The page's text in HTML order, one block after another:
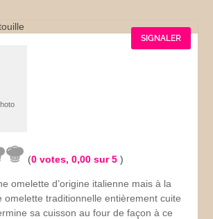
SIGNALER
(0 votes,0,00 sur 5)
omelette d’origine italienne mais à la
omelette traditionnelle entièrement cuite
sa cuisson au four de façon à ce